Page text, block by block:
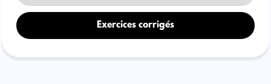
Exercices corrigés